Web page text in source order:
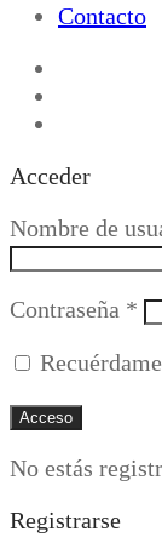
Contacto
Acceder
Nombre de
Contraseña *
Recuérdame
Acceso
No estás
Registrarse